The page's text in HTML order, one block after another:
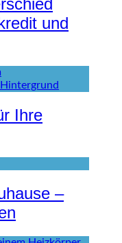
und
Ihre
–